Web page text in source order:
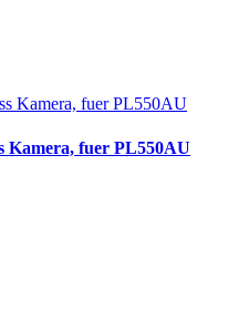
Kamera, fuer PL550AU